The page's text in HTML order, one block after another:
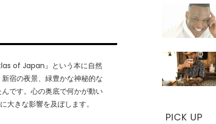
of Japan』という本に自然
宿の夜景、緑豊かな神秘的な
です。心の奥底で何かが動い
大きな影響を及ぼします。
PICK UP